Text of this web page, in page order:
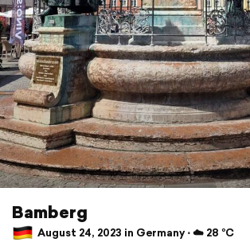
Bamberg
August 24, 2023 in Germany ⋅ ☁️ 28 °C